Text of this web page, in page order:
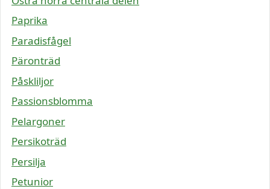
Paprika
Paradisfågel
Päronträd
Påskliljor
Passionsblomma
Pelargoner
Persikoträd
Persilja
Petunior